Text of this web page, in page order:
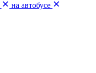
на автобусе